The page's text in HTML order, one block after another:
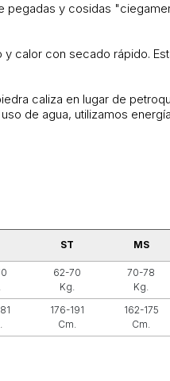
y cosidas
calor con secado rápido.
caliza en lugar de
de agua, utilizamos
ST MS
62-70
Kg.
70-78
Kg.
176-191
Cm.
162-175
Cm.